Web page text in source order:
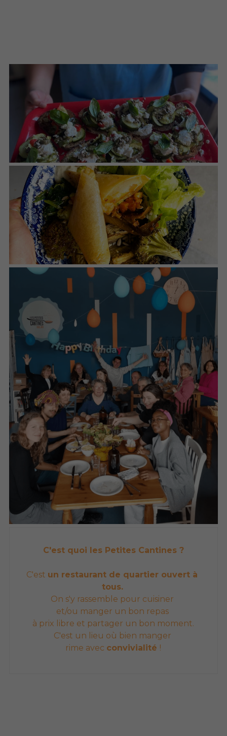
C'est quoi les Petites Cantines ?
C'est un restaurant de quartier ouvert à
tous.
On s'y rassemble pour cuisiner
et/ou manger un bon repas
à prix libre et partager un bon moment.
C'est un lieu où bien manger
rime avec convivialité !